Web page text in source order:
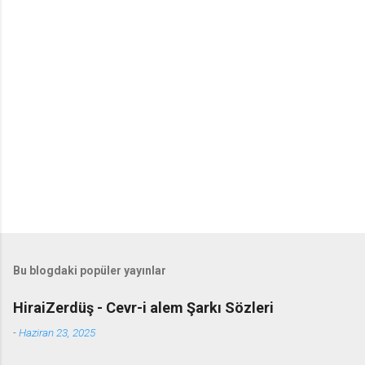
Bu blogdaki popüler yayınlar
HiraiZerdüş - Cevr-i alem Şarkı Sözleri
-Haziran 23, 2025